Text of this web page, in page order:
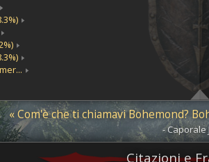
« Com'è che ti chiamavi Bohemond?
- Caporale
Citazioni e